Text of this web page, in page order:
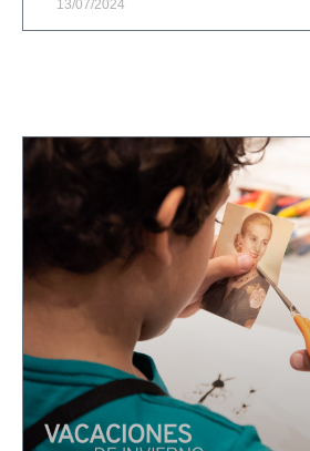
13/07/2024